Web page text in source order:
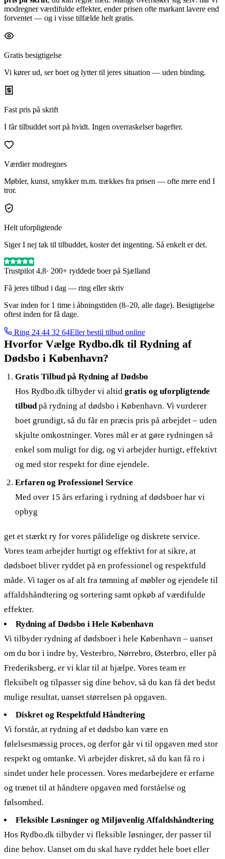
modregner værdifulde effekter, ender prisen ofte markant lavere end
forventet — og i visse tilfælde helt gratis.
Gratis besigtigelse
Vi kører ud, ser boet og lytter til jeres situation — uden binding.
Fast pris på skrift
I får tilbuddet sort på hvidt. Ingen overraskelser bagefter.
Værdier modregnes
Møbler, kunst, smykker m.m. trækkes fra prisen — ofte mere end I
tror.
Helt uforpligtende
Siger I nej tak til tilbuddet, koster det ingenting. Så enkelt er det.
Trustpilot 4,8· 200+ ryddede boer på Sjælland
Få jeres tilbud i dag — ring eller skriv
Svar inden for 1 time i åbningstiden (8–20, alle dage). Besigtigelse
oftest inden for få dage.
Ring 24 44 32 64Eller bestil tilbud online
Hvorfor Vælge Rydbo.dk til Rydning af
Dødsbo i København?
Gratis Tilbud på Rydning af Dødsbo
Hos Rydbo.dk tilbyder vi altidgratis og uforpligtende
tilbudpå rydning af dødsbo i København. Vi vurderer
boet grundigt, så du får en præcis pris på arbejdet – uden
skjulte omkostninger. Vores mål er at gøre rydningen så
enkel som muligt for dig, og vi arbejder hurtigt, effektivt
og med stor respekt for dine ejendele.
Erfaren og Professionel Service
Med over 15 års erfaring i rydning af dødsboer har vi
opbyg
get et stærkt ry for vores pålidelige og diskrete service.
Vores team arbejder hurtigt og effektivt for at sikre, at
dødsboet bliver ryddet på en professionel og respektfuld
måde. Vi tager os af alt fra tømning af møbler og ejendele til
affaldshåndtering og sortering samt opkøb af værdifulde
effekter.
Rydning af Dødsbo i Hele København
Vi tilbyder rydning af dødsboer i hele København – uanset
om du bor i indre by, Vesterbro, Nørrebro, Østerbro, eller på
Frederiksberg, er vi klar til at hjælpe. Vores team er
fleksibelt og tilpasser sig dine behov, så du kan få det bedst
mulige resultat, uanset størrelsen på opgaven.
Diskret og Respektfuld Håndtering
Vi forstår, at rydning af et dødsbo kan være en
følelsesmæssig proces, og derfor går vi til opgaven med stor
respekt og omtanke. Vi arbejder diskret, så du kan få ro i
sindet under hele processen. Vores medarbejdere er erfarne
og trænet til at håndtere opgaven med forståelse og
følsomhed.
Fleksible Løsninger og Miljøvenlig Affaldshåndtering
Hos Rydbo.dk tilbyder vi fleksible løsninger, der passer til
dine behov. Uanset om du skal have ryddet hele boet eller